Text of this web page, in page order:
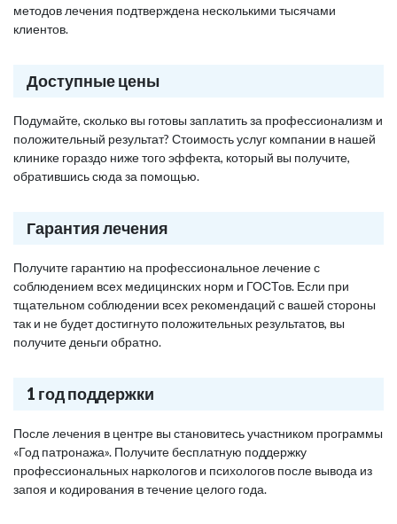
методов лечения подтверждена несколькими тысячами
клиентов.
Доступные цены
Подумайте, сколько вы готовы заплатить за профессионализм и
положительный результат? Стоимость услуг компании в нашей
клинике гораздо ниже того эффекта, который вы получите,
обратившись сюда за помощью.
Гарантия лечения
Получите гарантию на профессиональное лечение с
соблюдением всех медицинских норм и ГОСТов. Если при
тщательном соблюдении всех рекомендаций с вашей стороны
так и не будет достигнуто положительных результатов, вы
получите деньги обратно.
1 год поддержки
После лечения в центре вы становитесь участником программы
«Год патронажа». Получите бесплатную поддержку
профессиональных наркологов и психологов после вывода из
запоя и кодирования в течение целого года.